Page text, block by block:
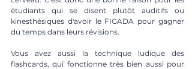
étudiants qui se disent plutôt auditifs ou
kinesthésiques d'avoir le FIGADA pour gagner
du temps dans leurs révisions.
Vous avez aussi la technique ludique des
flashcards, qui fonctionne très bien aussi pour